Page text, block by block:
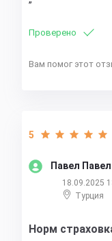
Проверено
Вам помог этот
Павел Павел
5
18.09.2025
Турция
Норм